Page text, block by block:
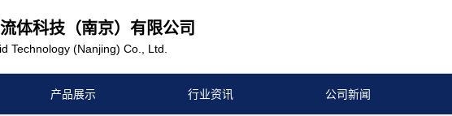
体科技（南京）有限公司
Technology (Nanjing) Co., Ltd.
产品展示 行业资讯 公司新闻